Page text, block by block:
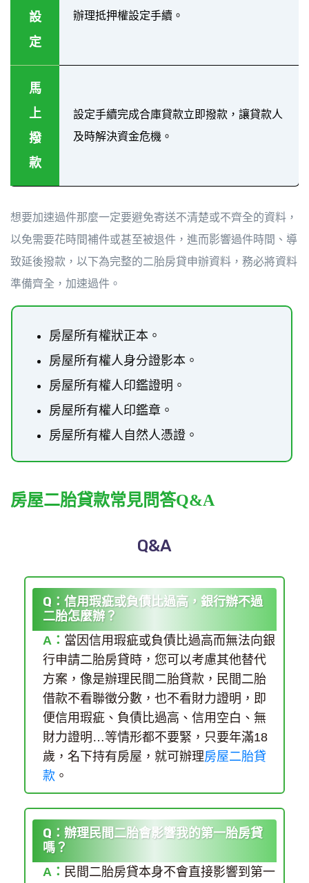
設
定
辦理抵押權設定手續。
馬
上
撥
款
設定手續完成合庫貸款立即撥款，讓貸款人
及時解決資金危機。
想要加速過件那麼一定要避免寄送不清楚或不齊全的資料，
以免需要花時間補件或甚至被退件，進而影響過件時間、導
致延後撥款，以下為完整的二胎房貸申辦資料，務必將資料
準備齊全，加速過件。
房屋所有權狀正本。
房屋所有權人身分證影本。
房屋所有權人印鑑證明。
房屋所有權人印鑑章。
房屋所有權人自然人憑證。
房屋二胎貸款常見問答Q&A
Q&A
Q：信用瑕疵或負債比過高，銀行辦不過
二胎怎麼辦？
A： 當因信用瑕疵或負債比過高而無法向銀
行申請二胎房貸時，您可以考慮其他替代
方案，像是辦理民間二胎貸款，民間二胎
借款不看聯徵分數，也不看財力證明，即
便信用瑕疵、負債比過高、信用空白、無
財力證明…等情形都不要緊，只要年滿18
歲，名下持有房屋，就可辦理房屋二胎貸
款 。
Q：辦理民間二胎會影響我的第一胎房貸
嗎？
A： 民間二胎房貸本身不會直接影響到第一